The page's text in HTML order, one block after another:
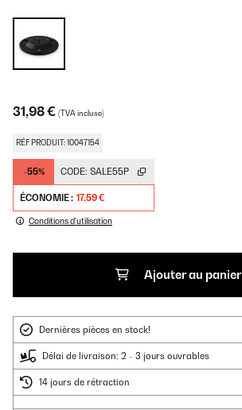
31,98 € (TVA incluse)
RÉF PRODUIT: 10047154
-55% CODE: SALE55P
ÉCONOMIE : 17,59 €
Conditions d'utilisation
Ajouter au panier
Dernières pièces en stock!
Délai de livraison: 2 - 3 jours ouvrables
14 jours de rétraction